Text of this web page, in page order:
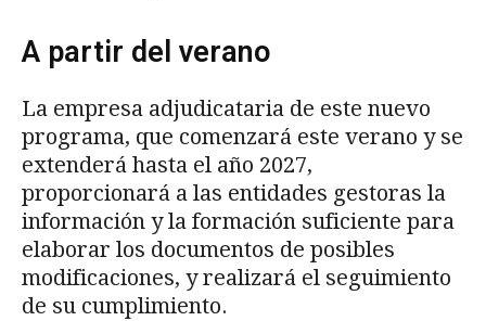
A partir del verano
La empresa adjudicataria de este nuevo
programa, que comenzará este verano y se
extenderá hasta el año 2027,
proporcionará a las entidades gestoras la
información y la formación suficiente para
elaborar los documentos de posibles
modificaciones, y realizará el seguimiento
de su cumplimiento.